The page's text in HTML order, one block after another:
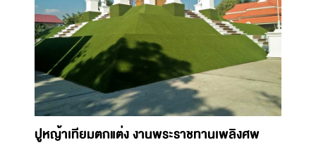
ปูหญ้าเทียมตกแต่ง งานพระราชทานเพลิงศพ